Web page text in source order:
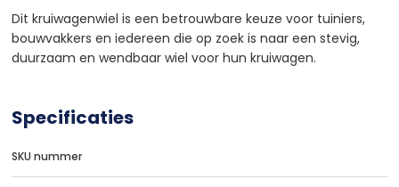
Dit kruiwagenwiel is een betrouwbare keuze voor tuiniers,
bouwvakkers en iedereen die op zoek is naar een stevig,
duurzaam en wendbaar wiel voor hun kruiwagen.
Specificaties
SKU nummer